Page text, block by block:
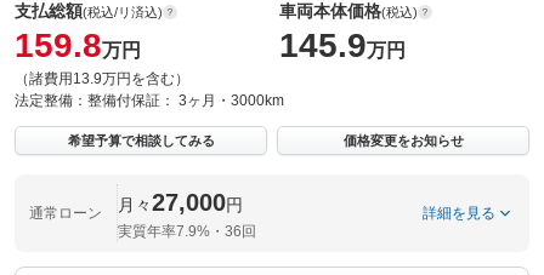
支払総額(税込/リ済込)
159.8万円
（諸費用13.9万円を含む）
車両本体価格(税込)
145.9万円
法定整備： 整備付保証： 3ヶ月・3000km
希望予算で相談してみる 価格変更をお知らせ
通常ローン 月々27,000円
実質年率7.9%・36回
詳細を見る